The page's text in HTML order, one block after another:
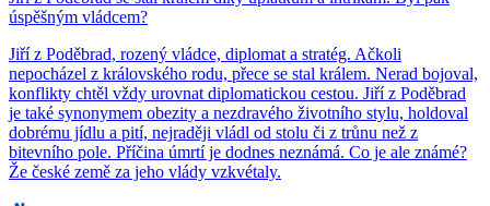
úspěšným vládcem?
Jiří z Poděbrad, rozený vládce, diplomat a stratég. Ačkoli
nepocházel z královského rodu, přece se stal králem. Nerad bojoval,
konflikty chtěl vždy urovnat diplomatickou cestou. Jiří z Poděbrad
je také synonymem obezity a nezdravého životního stylu, holdoval
dobrému jídlu a pití, nejraději vládl od stolu či z trůnu než z
bitevního pole. Příčina úmrtí je dodnes neznámá. Co je ale známé?
Že české země za jeho vlády vzkvétaly.